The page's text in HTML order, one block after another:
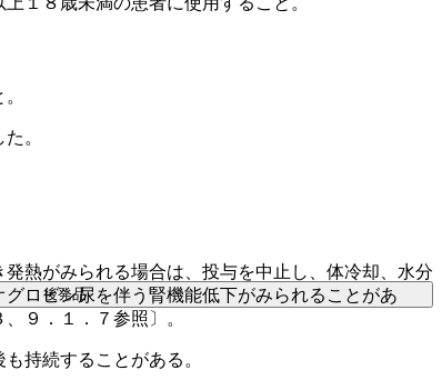
。
熱がみられる場合は、投与を中止し、体冷却、水分
ロビン尿を伴う腎機能低下がみられることがあ
９．１．７参照〕。
持続することがある。
後発品